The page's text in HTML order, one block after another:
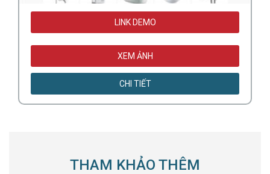
LINK DEMO
XEM ẢNH
CHI TIẾT
THAM KHẢO THÊM